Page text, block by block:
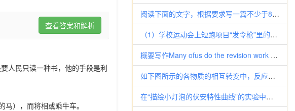
查看答案和解析
人民只读一种书，他的手段是利
），而将相或乘牛车。
阅读下面的文字，根据要求写一篇不少于800字的文章。 说起2009年央视春晚，恐怕第一个想起的就会是“一夜捧红小沈阳”。
（1）学校运动会上短跑项目“发令枪”里的火药成分为KClO3，MnO2和红磷，当扣动扳机时，①撞针撞击火药，产生热量使K
概要写作Many ofus do the revision work alone by shutting ourselv
如下图所示的各物质的相互转变中，反应①、②是重要的工业反应，A的相对分子质量为120。X被人体吸入会与血红蛋白结合而使人
在“描绘小灯泡的伏安特性曲线”的实验中，除有－标有“6V，1.5W”的小灯泡、导线和开关外，还有： A．直流电源 6V